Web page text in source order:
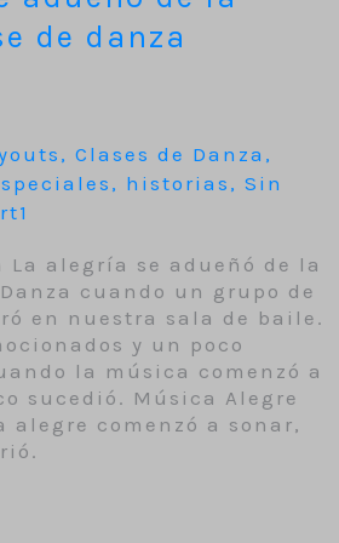
de danza
, Clases de Danza ,
, historias , Sin
alegría se adueñó de la
cuando un grupo de
en nuestra sala de baile.
y un poco
la música comenzó a
sucedió. Música Alegre
alegre comenzó a sonar,